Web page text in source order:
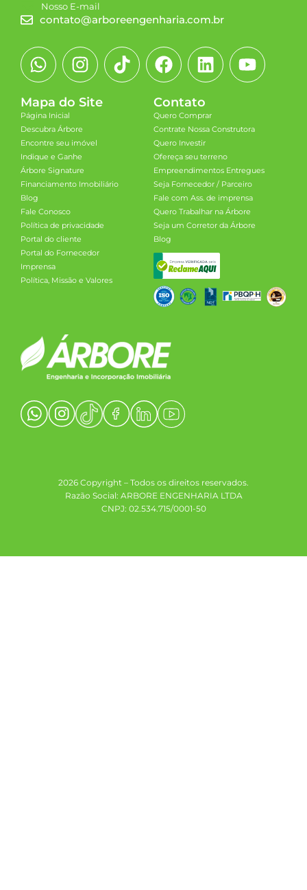
Nosso E-mail
contato@arboreengenharia.com.br
Mapa do Site
Página Inicial
Descubra Árbore
Encontre seu imóvel
Indique e Ganhe
Árbore Signature
Financiamento Imobiliário
Blog
Fale Conosco
Política de privacidade
Portal do cliente
Portal do Fornecedor
Imprensa
Política, Missão e Valores
Contato
Quero Comprar
Contrate Nossa Construtora
Quero Investir
Ofereça seu terreno
Empreendimentos Entregues
Seja Fornecedor / Parceiro
Fale com Ass. de imprensa
Quero Trabalhar na Árbore
Seja um Corretor da Árbore
Blog
2026 Copyright – Todos os direitos reservados.
Razão Social: ARBORE ENGENHARIA LTDA
CNPJ: 02.534.715/0001-50